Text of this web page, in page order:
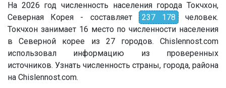
На 2026 год численность населения города Токчхон,
Северная Корея - составляет
237 178 человек.
Токчхон занимает 16 место по численности населения
в Северной корее из 27 городов. Chislennost.com
использовал информацию из проверенных
источников. Узнать численность страны, города, района
на Chislennost.com.